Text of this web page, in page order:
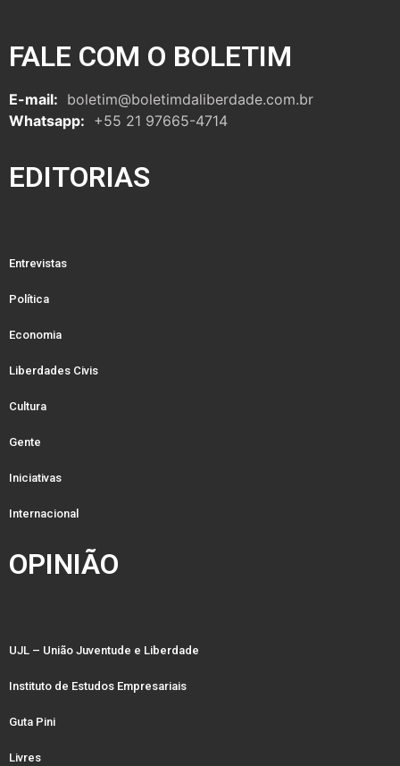
FALE COM O BOLETIM
E-mail: boletim@boletimdaliberdade.com.br
Whatsapp: +55 21 97665-4714
EDITORIAS
Entrevistas
Política
Economia
Liberdades Civis
Cultura
Gente
Iniciativas
Internacional
OPINIÃO
UJL – União Juventude e Liberdade
Instituto de Estudos Empresariais
Guta Pini
Livres